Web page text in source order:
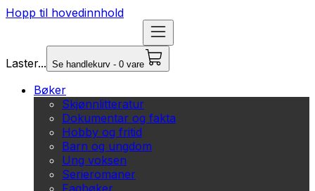
Hopp til hovedinnhold
Laster... Se handlekurv - 0 vare
Bøker
Skjønnlitteratur
Dokumentar og fakta
Hobby og fritid
Barn og ungdom
Ung voksen
Serieromaner
Fagbøker